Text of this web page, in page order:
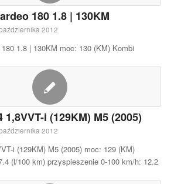
180 1.8 | 130KM
2012
1.8 | 130KM moc: 130 (KM) Kombi
1,8VVT-i (129KM) M5 (2005)
2012
i (129KM) M5 (2005) moc: 129 (KM)
(l/100 km) przyspieszenie 0-100 km/h: 12.2